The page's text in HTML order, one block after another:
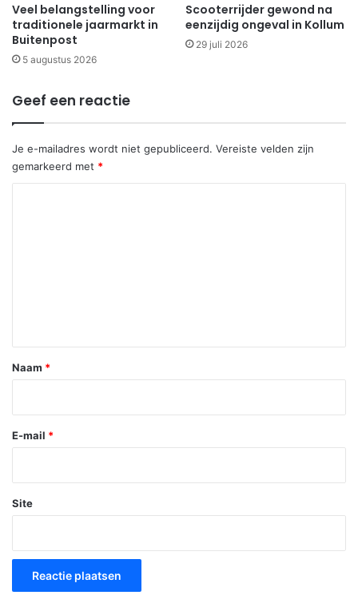
Veel belangstelling voor
traditionele jaarmarkt in
Buitenpost
5 augustus 2026
Scooterrijder gewond na
eenzijdig ongeval in Kollum
29 juli 2026
Geef een reactie
Je e-mailadres wordt niet gepubliceerd. Vereiste velden zijn
gemarkeerd met *
*
Naam *
E-mail *
Site